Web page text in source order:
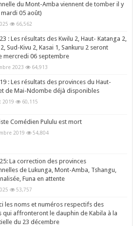
du Mont-Amba viennent de tomber il y
mardi 05 août)
66,562
: Les résultats des Kwilu 2, Haut- Katanga 2,
Sud-Kivu 2, Kasai 1, Sankuru 2 seront
mercredi 06 septembre
2023 64,913
: Les résultats des provinces du Haut-
de Mai-Ndombe déjà disponibles
2019 60,115
Comédien Pululu est mort
2019 54,804
La correction des provinces
de Lukunga, Mont-Amba, Tshangu,
Funa en attente
53,757
les noms et numéros respectifs des
qui affronteront le dauphin de Kabila à la
du 23 décembre